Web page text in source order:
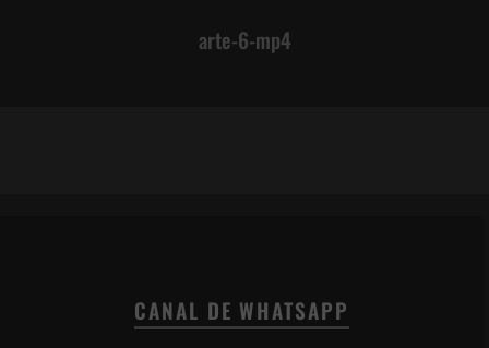
arte-6-mp4
CANAL DE WHATSAPP